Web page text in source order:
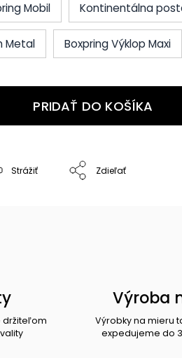
Mobil Kontinentálna
Metal Boxpring Výklop Maxi
PRIDAŤ DO KOŠÍKA
Strážiť Zdieľať
držiteľom
Výroba
Výrobky na mieru
expedujeme do